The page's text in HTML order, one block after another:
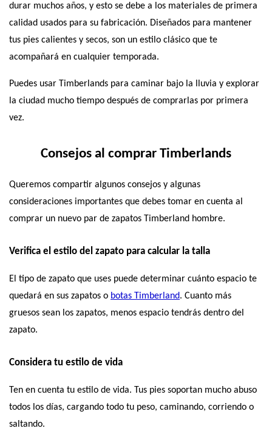
durar muchos años, y esto se debe a los materiales de primera
calidad usados para su fabricación. Diseñados para mantener
tus pies calientes y secos, son un estilo clásico que te
acompañará en cualquier temporada.
Puedes usar Timberlands para caminar bajo la lluvia y explorar
la ciudad mucho tiempo después de comprarlas por primera
vez.
Consejos al comprar Timberlands
Queremos compartir algunos consejos y algunas
consideraciones importantes que debes tomar en cuenta al
comprar un nuevo par de zapatos Timberland hombre.
Verifica el estilo del zapato para calcular la talla
El tipo de zapato que uses puede determinar cuánto espacio te
quedará en sus zapatos o botas Timberland. Cuanto más
gruesos sean los zapatos, menos espacio tendrás dentro del
zapato.
Considera tu estilo de vida
Ten en cuenta tu estilo de vida. Tus pies soportan mucho abuso
todos los días, cargando todo tu peso, caminando, corriendo o
saltando.